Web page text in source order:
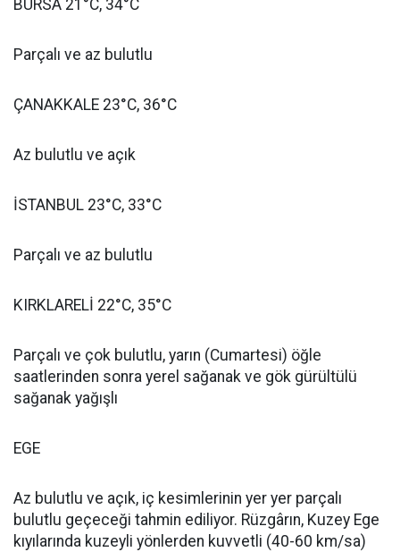
BURSA 21°C, 34°C
Parçalı ve az bulutlu
ÇANAKKALE 23°C, 36°C
Az bulutlu ve açık
İSTANBUL 23°C, 33°C
Parçalı ve az bulutlu
KIRKLARELİ 22°C, 35°C
Parçalı ve çok bulutlu, yarın (Cumartesi) öğle
saatlerinden sonra yerel sağanak ve gök gürültülü
sağanak yağışlı
EGE
Az bulutlu ve açık, iç kesimlerinin yer yer parçalı
bulutlu geçeceği tahmin ediliyor. Rüzgârın, Kuzey Ege
kıyılarında kuzeyli yönlerden kuvvetli (40-60 km/sa)